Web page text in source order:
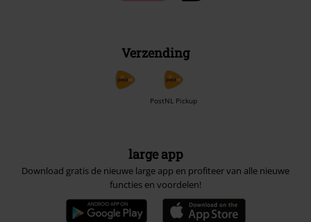
Verzending
PostNL Pickup
large app
Download gratis de nieuwe large app en profiteer van alle nieuwe
functies en voordelen!